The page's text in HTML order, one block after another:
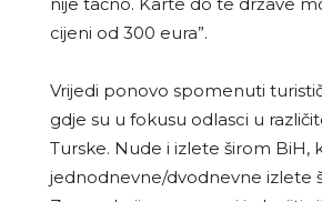
cijeni od 300 eura”.
Vrijedi ponovo spomenuti
gdje su u fokusu odlasci u
Turske. Nude i izlete širom BiH,
jednodnevne/dvodnevne izlete